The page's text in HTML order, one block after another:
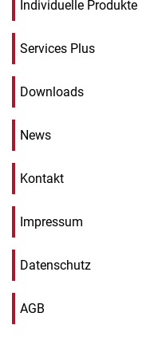
Individuelle Produkte
Services Plus
Downloads
News
Kontakt
Impressum
Datenschutz
AGB